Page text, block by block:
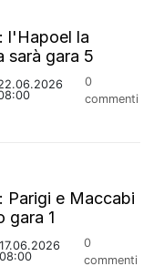
l'Hapoel la
sarà gara 5
0
commenti
Parigi e Maccabi
gara 1
17.06.2026
08:00
0
commenti